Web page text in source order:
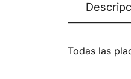
Todas las